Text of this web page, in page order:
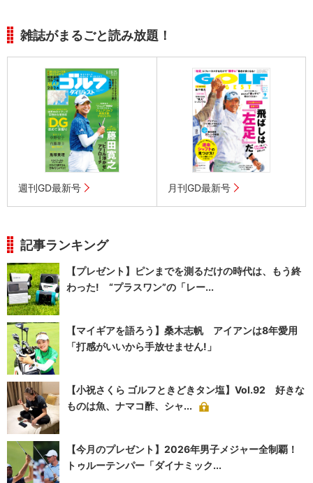
雑誌がまるごと読み放題！
週刊GD最新号 月刊GD最新号
記事ランキング
【プレゼント】ピンまでを測るだけの時代は、もう終
わった! “プラスワン”の「レー...
【マイギアを語ろう】桑木志帆 アイアンは8年愛用
「打感がいいから手放せません!」
【小祝さくら ゴルフときどきタン塩】Vol.92 好きな
ものは魚、ナマコ酢、シャ...
【今月のプレゼント】2026年男子メジャー全制覇！
トゥルーテンパー「ダイナミック...